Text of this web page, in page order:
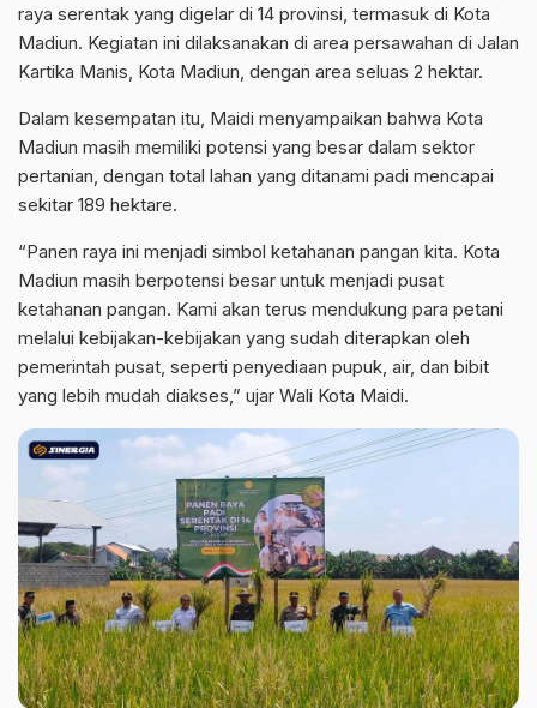
raya serentak yang digelar di 14 provinsi, termasuk di Kota
Madiun. Kegiatan ini dilaksanakan di area persawahan di Jalan
Kartika Manis, Kota Madiun, dengan area seluas 2 hektar.
Dalam kesempatan itu, Maidi menyampaikan bahwa Kota
Madiun masih memiliki potensi yang besar dalam sektor
pertanian, dengan total lahan yang ditanami padi mencapai
sekitar 189 hektare.
“Panen raya ini menjadi simbol ketahanan pangan kita. Kota
Madiun masih berpotensi besar untuk menjadi pusat
ketahanan pangan. Kami akan terus mendukung para petani
melalui kebijakan-kebijakan yang sudah diterapkan oleh
pemerintah pusat, seperti penyediaan pupuk, air, dan bibit
yang lebih mudah diakses,” ujar Wali Kota Maidi.